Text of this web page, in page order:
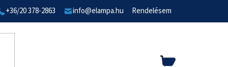
+36/20 378-2863 info@elampa.hu Rendelésem